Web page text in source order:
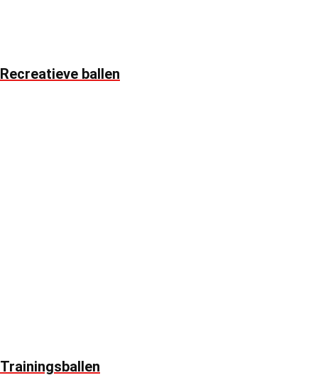
Recreatieve ballen
Trainingsballen